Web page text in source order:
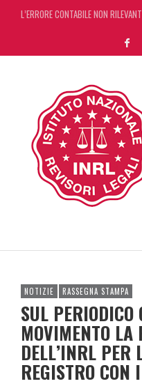
L’ERRORE CONTABILE NON
DECRETO OMNIBUS: CON IL
CHIUSURA ESTIVA DELLA
NOTIZIE RASSEGNA STAMPA
SUL PERIODICO
MOVIMENTO LA
DELL’INRL PER
REGISTRO